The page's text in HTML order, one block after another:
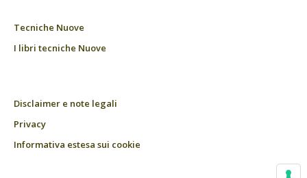
Tecniche Nuove
I libri tecniche Nuove
Disclaimer e note legali
Privacy
Informativa estesa sui cookie